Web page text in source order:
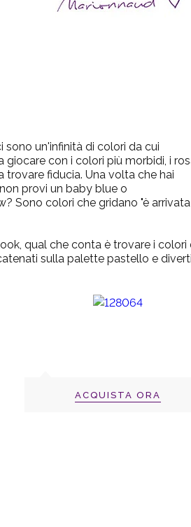
sono un'infinità di colori da cui
giocare con i colori più morbidi, i
trovare fiducia. Una volta che hai
provi un baby blue o
Sono colori che gridano "è
qual che conta è trovare i colori
sulla palette pastello e
ACQUISTA ORA